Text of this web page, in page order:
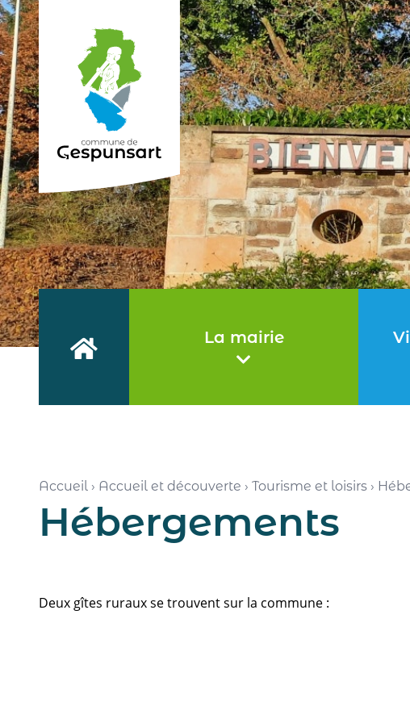
Haut de page
Accueil
La mairie
Accueil › Accueil et découverte › Tourisme et loisirs ›
Hébergements
Deux gîtes ruraux se trouvent sur la commune :